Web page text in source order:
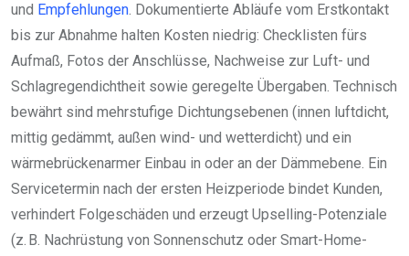
und Empfehlungen. Dokumentierte Abläufe vom Erstkontakt
bis zur Abnahme halten Kosten niedrig: Checklisten fürs
Aufmaß, Fotos der Anschlüsse, Nachweise zur Luft- und
Schlagregendichtheit sowie geregelte Übergaben. Technisch
bewährt sind mehrstufige Dichtungsebenen (innen luftdicht,
mittig gedämmt, außen wind- und wetterdicht) und ein
wärmebrückenarmer Einbau in oder an der Dämmebene. Ein
Servicetermin nach der ersten Heizperiode bindet Kunden,
verhindert Folgeschäden und erzeugt Upselling-Potenziale
(z. B. Nachrüstung von Sonnenschutz oder Smart-Home-